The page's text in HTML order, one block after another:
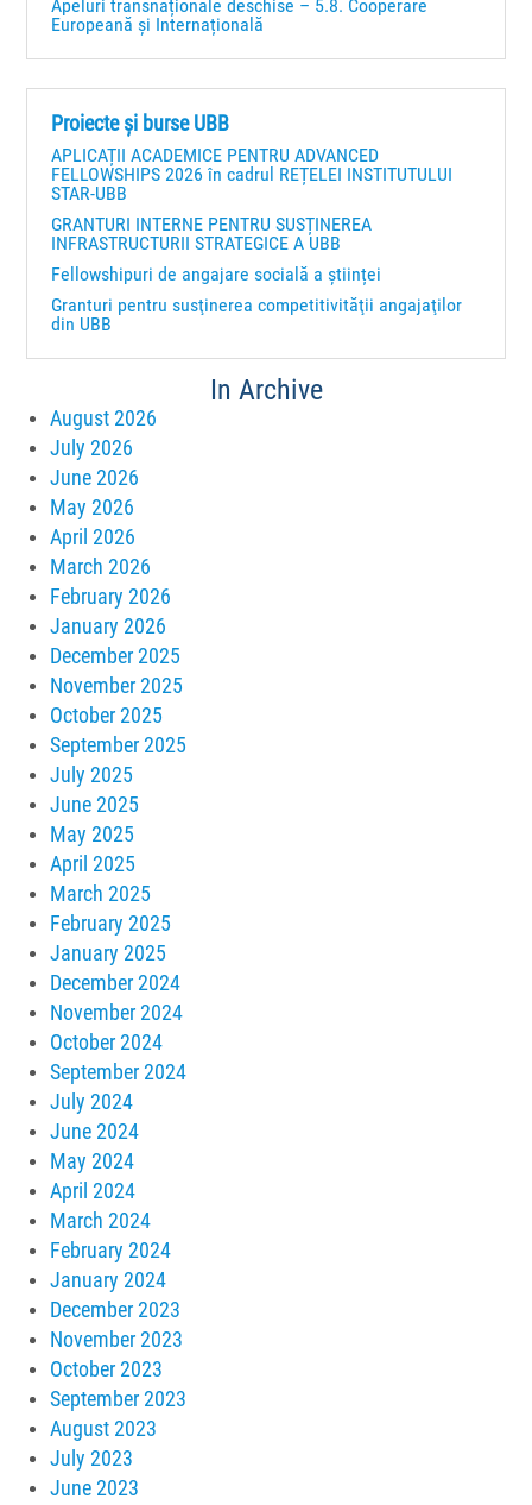
Apeluri transnaționale deschise – 5.8. Cooperare
Europeană și Internațională
Proiecte și burse UBB
APLICAȚII ACADEMICE PENTRU ADVANCED
FELLOWSHIPS 2026 în cadrul REȚELEI INSTITUTULUI
STAR-UBB
GRANTURI INTERNE PENTRU SUSȚINEREA
INFRASTRUCTURII STRATEGICE A UBB
Fellowshipuri de angajare socială a științei
Granturi pentru susţinerea competitivităţii angajaţilor
din UBB
In Archive
August 2026
July 2026
June 2026
May 2026
April 2026
March 2026
February 2026
January 2026
December 2025
November 2025
October 2025
September 2025
July 2025
June 2025
May 2025
April 2025
March 2025
February 2025
January 2025
December 2024
November 2024
October 2024
September 2024
July 2024
June 2024
May 2024
April 2024
March 2024
February 2024
January 2024
December 2023
November 2023
October 2023
September 2023
August 2023
July 2023
June 2023